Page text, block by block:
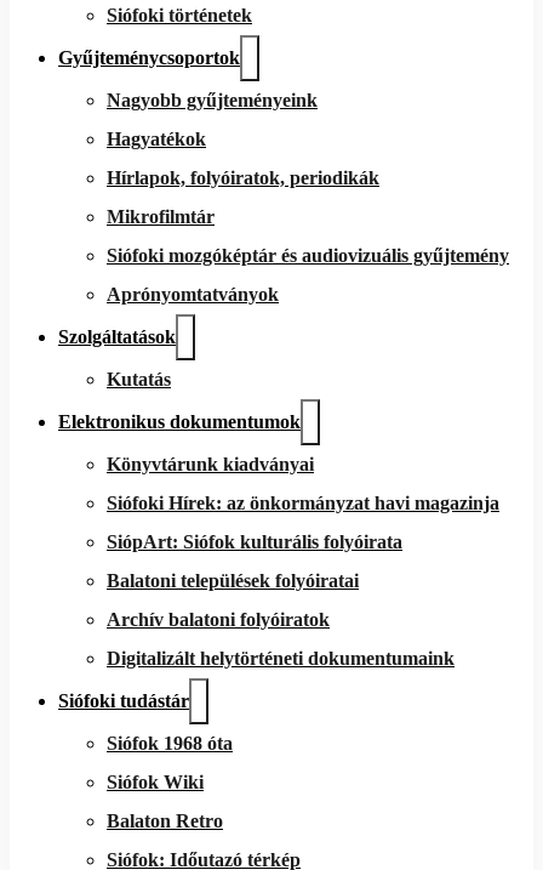
Siófoki történetek
Gyűjteménycsoportok
Nagyobb gyűjteményeink
Hagyatékok
Hírlapok, folyóiratok, periodikák
Mikrofilmtár
Siófoki mozgóképtár és audiovizuális gyűjtemény
Aprónyomtatványok
Szolgáltatások
Kutatás
Elektronikus dokumentumok
Könyvtárunk kiadványai
Siófoki Hírek: az önkormányzat havi magazinja
SiópArt: Siófok kulturális folyóirata
Balatoni települések folyóiratai
Archív balatoni folyóiratok
Digitalizált helytörténeti dokumentumaink
Siófoki tudástár
Siófok 1968 óta
Siófok Wiki
Balaton Retro
Siófok: Időutazó térkép